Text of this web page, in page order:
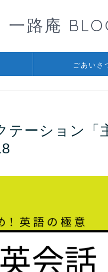
一路庵
ごあいさ
テーション「